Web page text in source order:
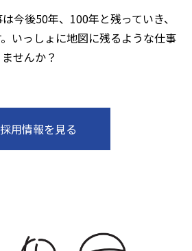
今後50年、100年と残っていき、
いっしょに地図に残るような仕事
せんか？
採用情報を見る